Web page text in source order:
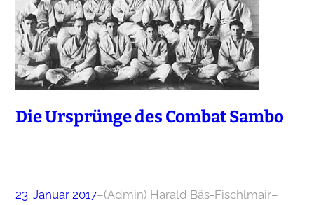
Die Ursprünge des Combat Sambo
23. Januar 2017–(Admin) Harald Bäs-Fischlmair–